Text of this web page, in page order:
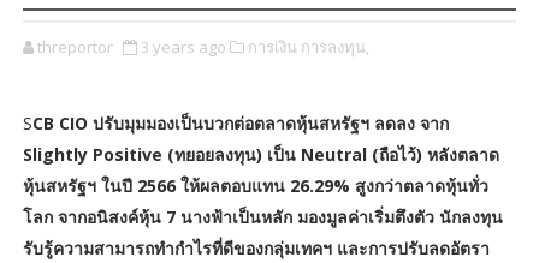
threportor 3 years ago การเงิน การลงทุน,
SCB CIO ปรับมุมมองเป็นบวกต่อตลาดหุ้นสหรัฐฯ ลดลง จาก
Slightly Positive (ทยอยลงทุน) เป็น Neutral (ถือไว้) หลังตลาด
หุ้นสหรัฐฯ ในปี 2566 ให้ผลตอบแทน 26.29% สูงกว่าตลาดหุ้นทั่ว
โลก จากอนิสงค์หุ้น 7 นางฟ้าเป็นหลัก มองมูลค่าเริ่มตึงตัว นักลงทุน
รับรู้ความสามารถทำกำไรที่ดีของกลุ่มเทคฯ และการปรับลดอัตรา